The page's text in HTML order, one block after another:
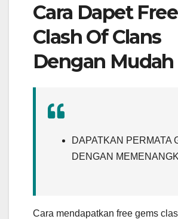
Cara Dapet
Clash Of Clans
Dengan Mudah
DAPATKAN PERMATA
DENGAN
Cara mendapatkan free gems